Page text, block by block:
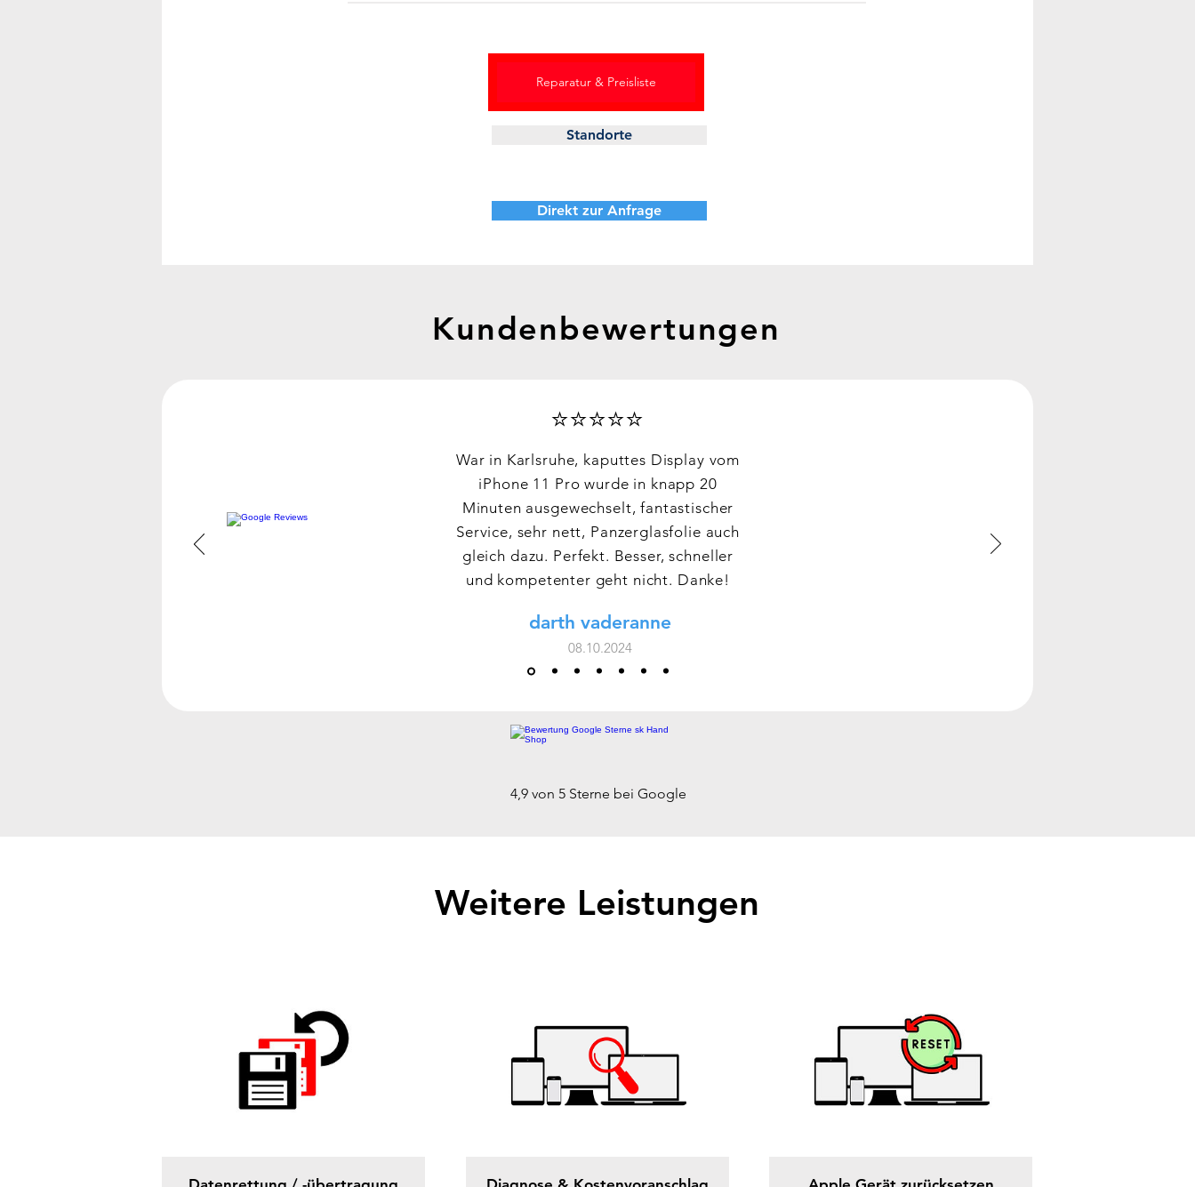
Reparatur & Preisliste
Standorte
Direkt zur Anfrage
Kundenbewertungen
⭐⭐⭐⭐⭐
War in Karlsruhe, kaputtes Display vom
iPhone 11 Pro wurde in knapp 20
Minuten ausgewechselt, fantastischer
Service, sehr nett, Panzerglasfolie auch
gleich dazu. Perfekt. Besser, schneller
und kompetenter geht nicht. Danke!
darth vaderanne
08.10.2024
4,9 von 5 Sterne bei Google
Weitere Leistungen